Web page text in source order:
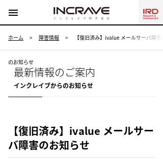
ホーム > 障害情報 > 【復旧済み】ivalue メールサーバ障害
のお知らせ
最新情報のご案内
インクレイブからのお知らせ
【復旧済み】ivalue メールサー
バ障害のお知らせ